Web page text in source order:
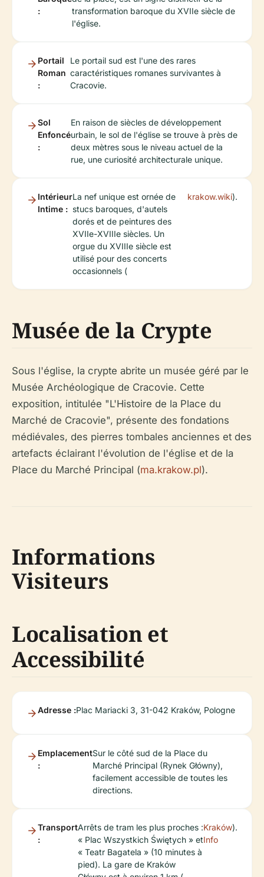
:
transformation baroque du XVIIe siècle de
l'église.
Portail
Roman
:
Le portail sud est l'une des rares
caractéristiques romanes survivantes à
Cracovie.
Sol
Enfoncé
:
En raison de siècles de développement
urbain, le sol de l'église se trouve à près de
deux mètres sous le niveau actuel de la
rue, une curiosité architecturale unique.
Intérieur
Intime :
La nef unique est ornée de
stucs baroques, d'autels
dorés et de peintures des
XVIIe-XVIIIe siècles. Un
orgue du XVIIIe siècle est
utilisé pour des concerts
occasionnels (
krakow.wiki).
Musée de la Crypte
Sous l'église, la crypte abrite un musée géré par le
Musée Archéologique de Cracovie. Cette
exposition, intitulée "L'Histoire de la Place du
Marché de Cracovie", présente des fondations
médiévales, des pierres tombales anciennes et des
artefacts éclairant l'évolution de l'église et de la
Place du Marché Principal (ma.krakow.pl).
Informations
Visiteurs
Localisation et
Accessibilité
Adresse :Plac Mariacki 3, 31-042 Kraków, Pologne
Emplacement
:
Sur le côté sud de la Place du
Marché Principal (Rynek Główny),
facilement accessible de toutes les
directions.
Transport
:
Arrêts de tram les plus proches :
« Plac Wszystkich Świętych » et
« Teatr Bagatela » (10 minutes à
pied). La gare de Kraków
Kraków
Info
).